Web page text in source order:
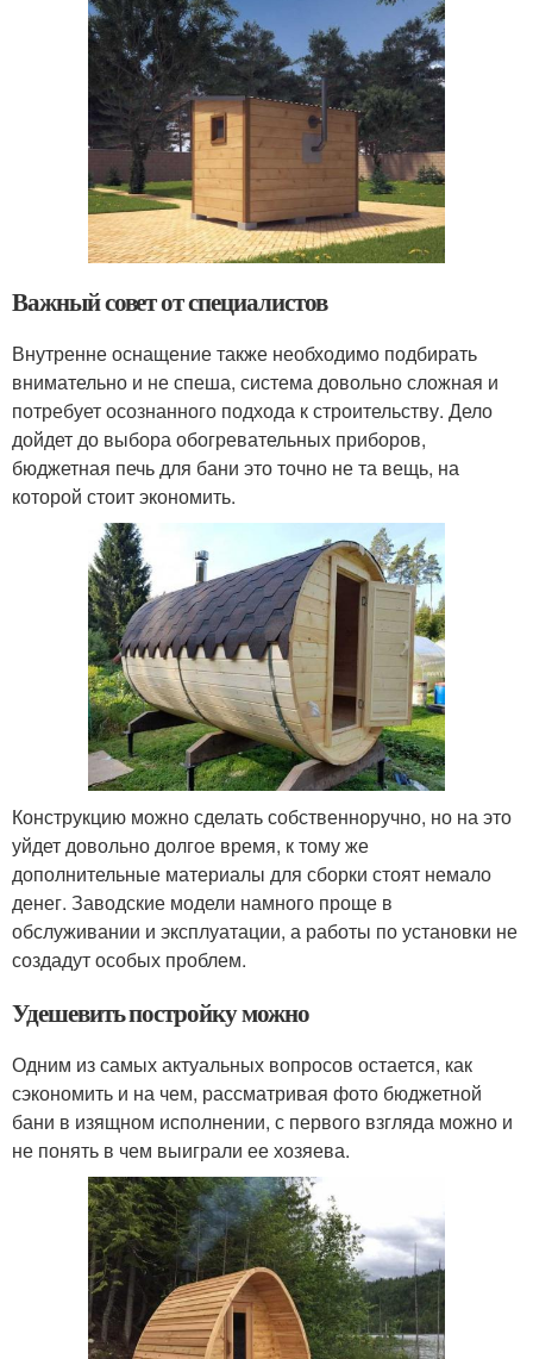
Важный совет от специалистов
Внутренне оснащение также необходимо подбирать
внимательно и не спеша, система довольно сложная и
потребует осознанного подхода к строительству. Дело
дойдет до выбора обогревательных приборов,
бюджетная печь для бани это точно не та вещь, на
которой стоит экономить.
Конструкцию можно сделать собственноручно, но на это
уйдет довольно долгое время, к тому же
дополнительные материалы для сборки стоят немало
денег. Заводские модели намного проще в
обслуживании и эксплуатации, а работы по установки не
создадут особых проблем.
Удешевить постройку можно
Одним из самых актуальных вопросов остается, как
сэкономить и на чем, рассматривая фото бюджетной
бани в изящном исполнении, с первого взгляда можно и
не понять в чем выиграли ее хозяева.